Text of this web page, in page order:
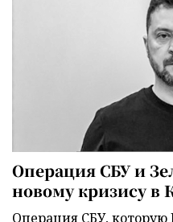
Операция СБУ и
новому кризису в
Операция СБУ,